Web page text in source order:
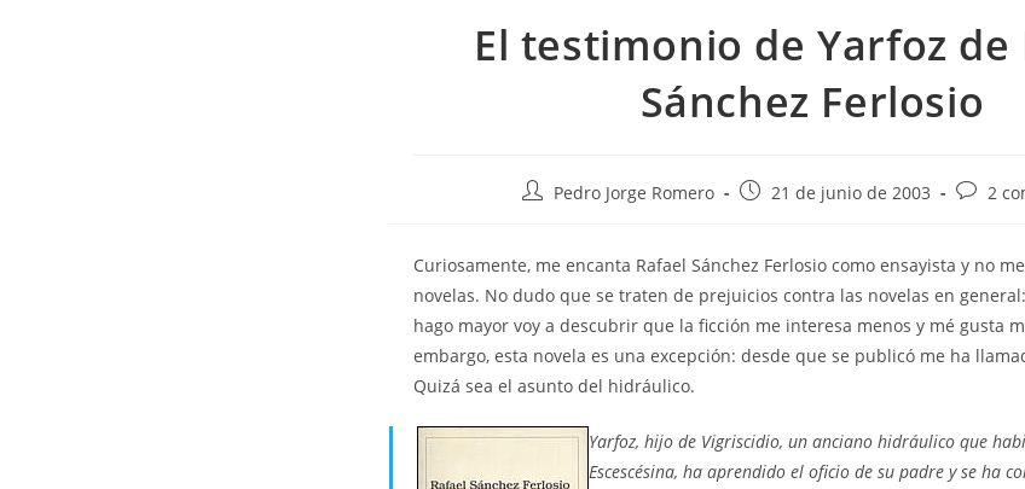
El testimonio de Yarfoz de
Sánchez Ferlosio
Autor
entrada:
Pedro Jorge Romero
Publicación
entrada:
21 de junio de 2003
entrada:
2
Curiosamente, me encanta Rafael Sánchez Ferlosio como ensayista y no
novelas. No dudo que se traten de prejuicios contra las novelas en
hago mayor voy a descubrir que la ficción me interesa menos y mé gusta
embargo, esta novela es una excepción: desde que se publicó me ha
Quizá sea el asunto del hidráulico.
Yarfoz, hijo de Vigriscidio, un anciano hidráulico que
Escescésina, ha aprendido el oficio de su padre y se ha